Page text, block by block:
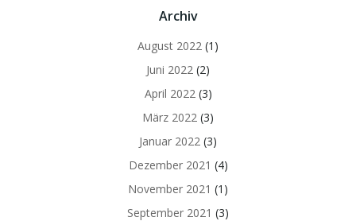
Archiv
August 2022 (1)
Juni 2022 (2)
April 2022(3)
März 2022 (3)
Januar 2022 (3)
Dezember 2021 (4)
November 2021 (1)
September 2021 (3)